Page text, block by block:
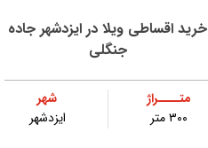
خرید اقساطی ویلا در ایزدشهر جاده
جنگلی
متــــراژ
۳۰۰ متر
شهر
ایزدشهر